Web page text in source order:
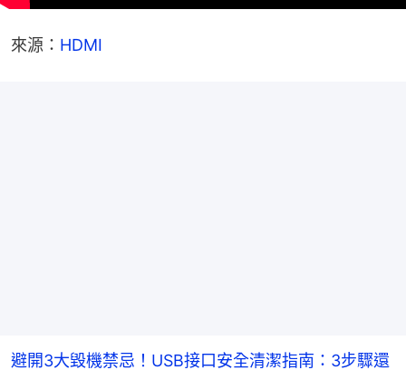
來源： HDMI
避開3大毀機禁忌！USB接口安全清潔指南：3步驟還